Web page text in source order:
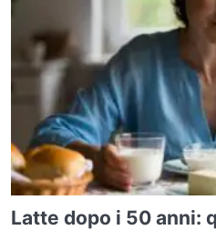
Latte dopo i 50 anni: